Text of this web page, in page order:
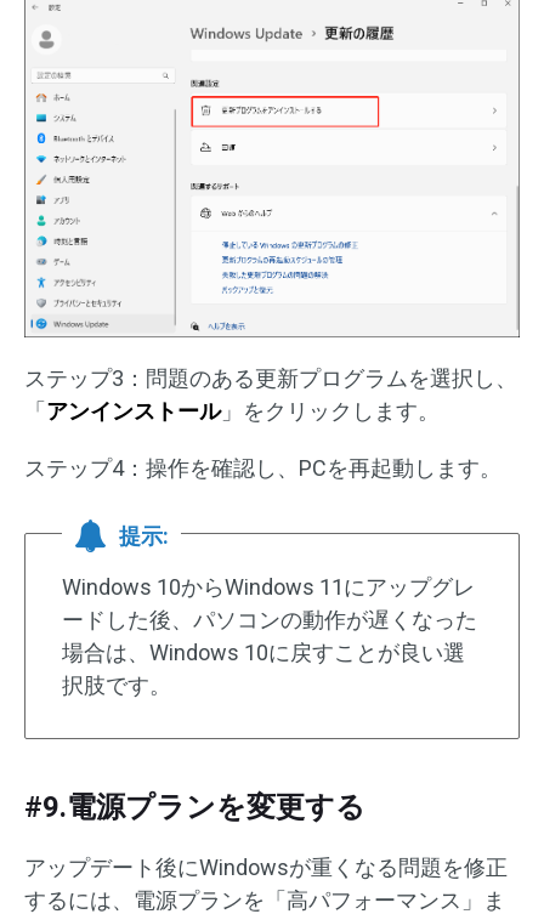
ステップ3：問題のある更新プログラムを選択し、
「 アンインストール」をクリックします。
ステップ4：操作を確認し、PCを再起動します。
提示:
Windows 10からWindows 11にアップグレ
ードした後、パソコンの動作が遅くなった
場合は、Windows 10に戻すことが良い選
択肢です。
#9.電源プランを変更する
アップデート後にWindowsが重くなる問題を修正
するには、電源プランを「高パフォーマンス」ま